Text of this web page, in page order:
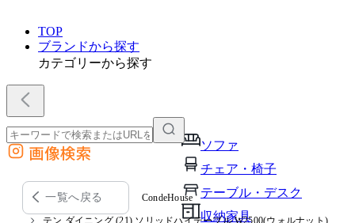
TOP
ブランドから探す
カテゴリーから探す
ソファ
チェア・椅子
テーブル・デスク
収納家具
外部サイトの商品をカートに追加
他のサイトで見つけた商品ページのURLを貼り付けて、カートに追加できます
画像検索
一覧へ戻る CondeHouse
テン ダイニング (21) ソリッドハイテーブル W2500(ウォルナット)